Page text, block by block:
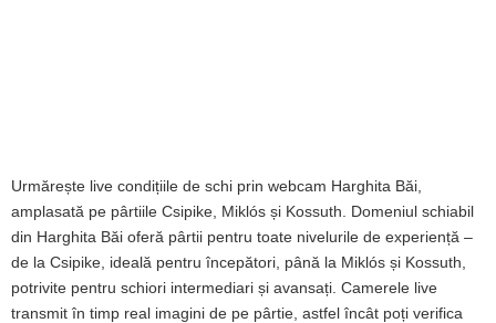
Urmărește live condițiile de schi prin webcam Harghita Băi,
amplasată pe pârtiile Csipike, Miklós și Kossuth. Domeniul schiabil
din Harghita Băi oferă pârtii pentru toate nivelurile de experiență –
de la Csipike, ideală pentru începători, până la Miklós și Kossuth,
potrivite pentru schiori intermediari și avansați. Camerele live
transmit în timp real imagini de pe pârtie, astfel încât poți verifica